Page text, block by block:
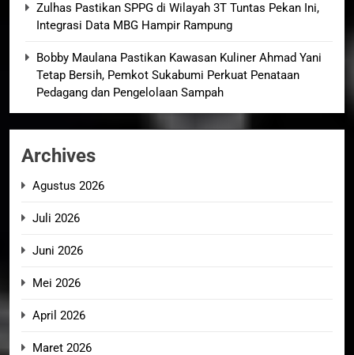
Zulhas Pastikan SPPG di Wilayah 3T Tuntas Pekan Ini,
Integrasi Data MBG Hampir Rampung
Bobby Maulana Pastikan Kawasan Kuliner Ahmad Yani
Tetap Bersih, Pemkot Sukabumi Perkuat Penataan
Pedagang dan Pengelolaan Sampah
Archives
Agustus 2026
Juli 2026
Juni 2026
Mei 2026
April 2026
Maret 2026